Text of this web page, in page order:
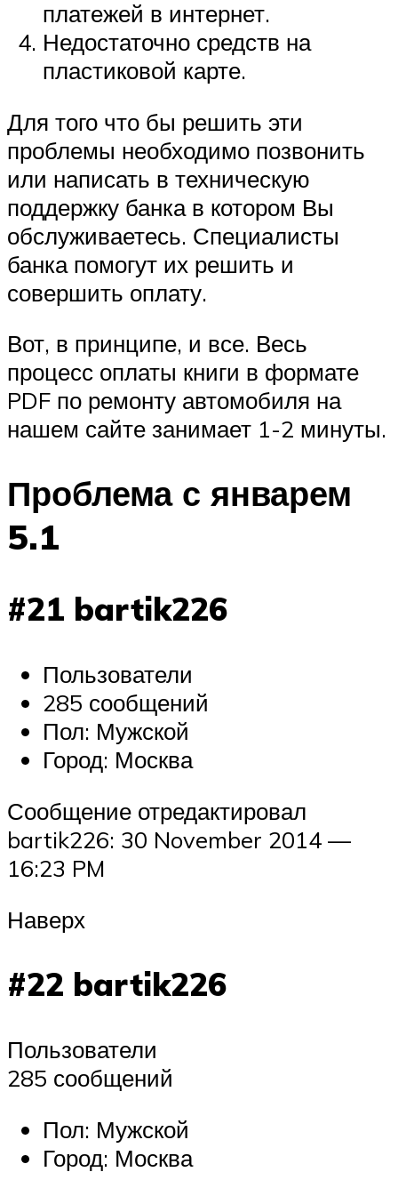
платежей в интернет.
Недостаточно средств на
пластиковой карте.
Для того что бы решить эти
проблемы необходимо позвонить
или написать в техническую
поддержку банка в котором Вы
обслуживаетесь. Специалисты
банка помогут их решить и
совершить оплату.
Вот, в принципе, и все. Весь
процесс оплаты книги в формате
PDF по ремонту автомобиля на
нашем сайте занимает 1-2 минуты.
Проблема с январем
5.1
#21 bartik226
Пользователи
285 сообщений
Пол: Мужской
Город: Москва
Сообщение отредактировал
bartik226: 30 November 2014 —
16:23 PM
Наверх
#22 bartik226
Пользователи
285 сообщений
Пол: Мужской
Город: Москва